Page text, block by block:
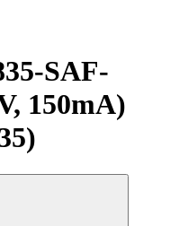
SAF-
150mA)